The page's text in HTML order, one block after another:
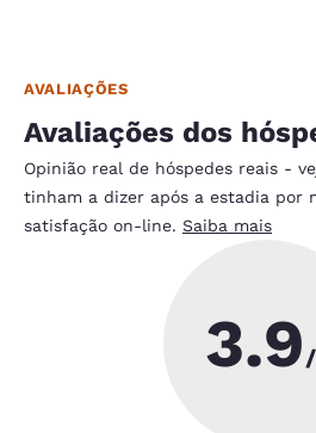
AVALIAÇÕES
Avaliações dos
Opinião real de hóspedes reais -
tinham a dizer após a estadia por
satisfação on-line. Saiba mais
3.9